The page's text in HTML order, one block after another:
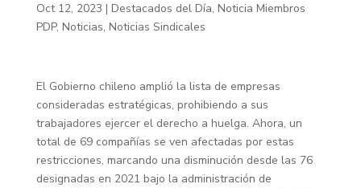
Oct 12, 2023 | Destacados del Día, Noticia Miembros
PDP, Noticias, Noticias Sindicales
El Gobierno chileno amplió la lista de empresas
consideradas estratégicas, prohibiendo a sus
trabajadores ejercer el derecho a huelga. Ahora, un
total de 69 compañías se ven afectadas por estas
restricciones, marcando una disminución desde las 76
designadas en 2021 bajo la administración de